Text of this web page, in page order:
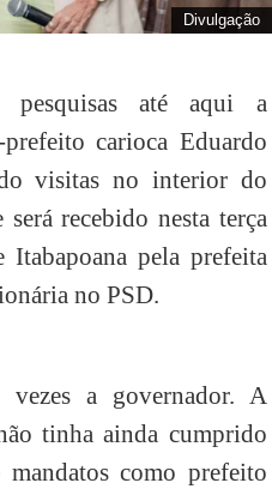
Divulgação
até aqui a
carioca Eduardo
visitas no interior do
recebido nesta terça
pela prefeita
no PSD.
vezes a governador. A
tinha ainda cumprido
como prefeito